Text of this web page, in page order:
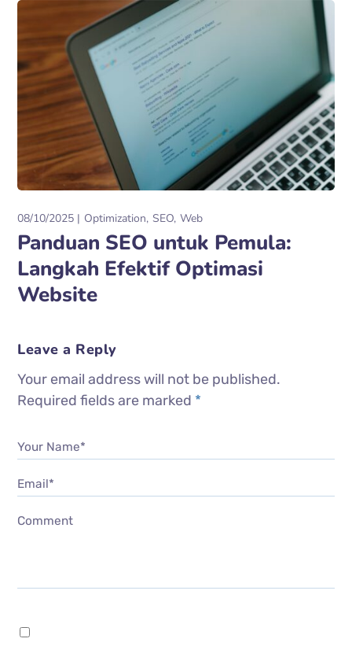
08/10/2025 Optimization SEO Web
Panduan SEO untuk Pemula:
Langkah Efektif Optimasi
Website
Leave a Reply
Your email address will not be published.
Required fields are marked *
Your Name*
Email*
Comment